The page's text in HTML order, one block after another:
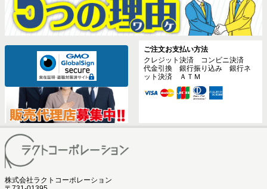
ご注文お支払い方法
クレジット決済 コンビニ決済
代金引換 銀行振り込み 銀行ネ
ット決済 ＡＴＭ
株式会社ラクトコーポレーション